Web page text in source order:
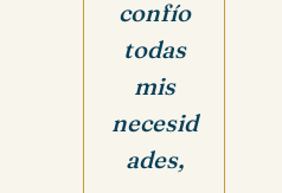
confío
todas
mis
necesid
ades,